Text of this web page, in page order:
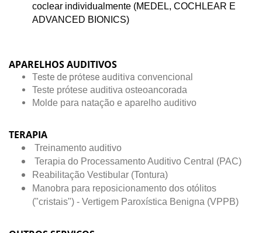
coclear individualmente (MEDEL, COCHLEAR E
ADVANCED BIONICS)
APARELHOS AUDITIVOS
Teste de prótese auditiva convencional
Teste prótese auditiva osteoancorada
Molde para natação e aparelho auditivo
TERAPIA
Treinamento auditivo
Terapia do Processamento Auditivo Central (PAC)
Reabilitação Vestibular (Tontura)
Manobra para reposicionamento dos otólitos
("cristais") - Vertigem Paroxística Benigna (VPPB)